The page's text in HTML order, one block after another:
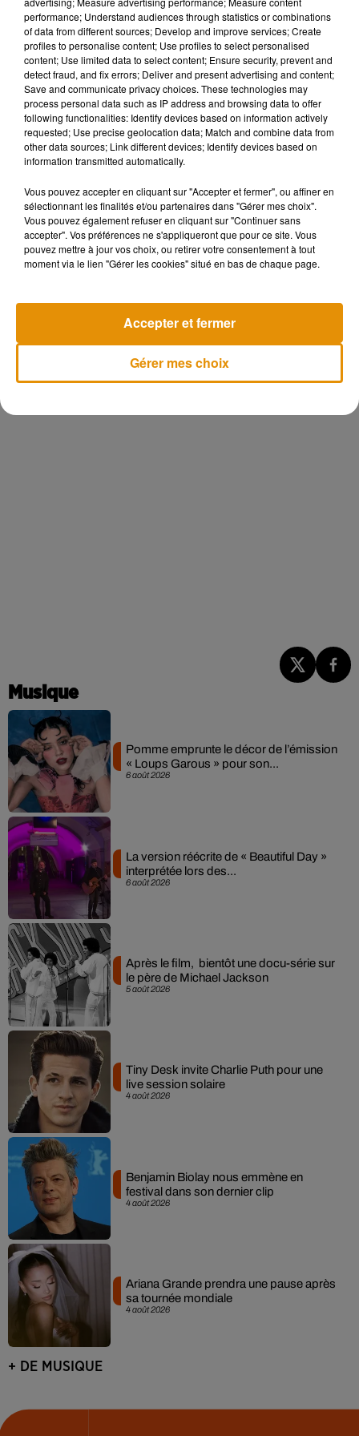
et d’entretien seront aussi proposés :
Écouter le podcast
Chaque membre est un acteur à part entière de la stratégie
et des choix du supermarché. Ainsi 1 personne = 1 voix. À
savoir que l’accès au supermarché sera uniquement réservé
aux coopérateurs du Troglo. Pour prendre part au projet,
direction le site internet :Letroglo.fr. Vous pouvez aussi venir
rencontre les membres lors d’une réunion de présentation,
où vous assisterez à une réunion de présentation de
l’association, et où vous pourrez ensuite souscrire au projet
Musique
6 août 2026
Pomme emprunte le décor de l’émission
« Loups Garous » pour son...
6 août 2026
La version réécrite de « Beautiful Day »
interprétée lors des...
5 août 2026
Après le film, bientôt une docu-série sur
le père de Michael Jackson
4 août 2026
Tiny Desk invite Charlie Puth pour une
live session solaire
4 août 2026
Benjamin Biolay nous emmène en
festival dans son dernier clip
4 août 2026
Ariana Grande prendra une pause après
sa tournée mondiale
+ DE MUSIQUE
performance; Understand audiences through statistics or combinations
of data from different sources; Develop and improve services; Create
profiles to personalise content; Use profiles to select personalised
content; Use limited data to select content; Ensure security, prevent and
detect fraud, and fix errors; Deliver and present advertising and content;
Save and communicate privacy choices. These technologies may
process personal data such as IP address and browsing data to offer
following functionalities: Identify devices based on information actively
requested; Use precise geolocation data; Match and combine data from
other data sources; Link different devices; Identify devices based on
information transmitted automatically.
Vous pouvez accepter en cliquant sur "Accepter et fermer", ou affiner en
sélectionnant les finalités et/ou partenaires dans "Gérer mes choix".
Vous pouvez également refuser en cliquant sur "Continuer sans
accepter". Vos préférences ne s'appliqueront que pour ce site. Vous
pouvez mettre à jour vos choix, ou retirer votre consentement à tout
moment via le lien "Gérer les cookies" situé en bas de chaque page.
Gérer mes choix
Accepter et fermer